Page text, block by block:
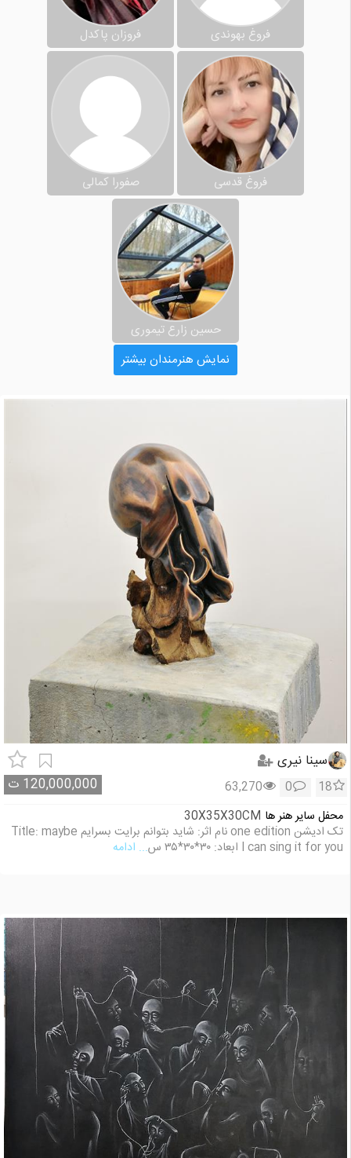
فروغ بهوندی فروزان پاکدل
فروغ قدسی صفورا کمالی
حسین زارع تیموری
نمایش هنرمندان بیشتر
سینا نیری
120,000,000 ت 18
0
63,270
محفل سایر هنر ها 30X35X30CM
تک ادیشن one edition نام اثر: شاید بتوانم برایت بسرایم Title: maybe
I can sing it for you ابعاد: ۳۰*۳۰*۳۵ س
... ادامه